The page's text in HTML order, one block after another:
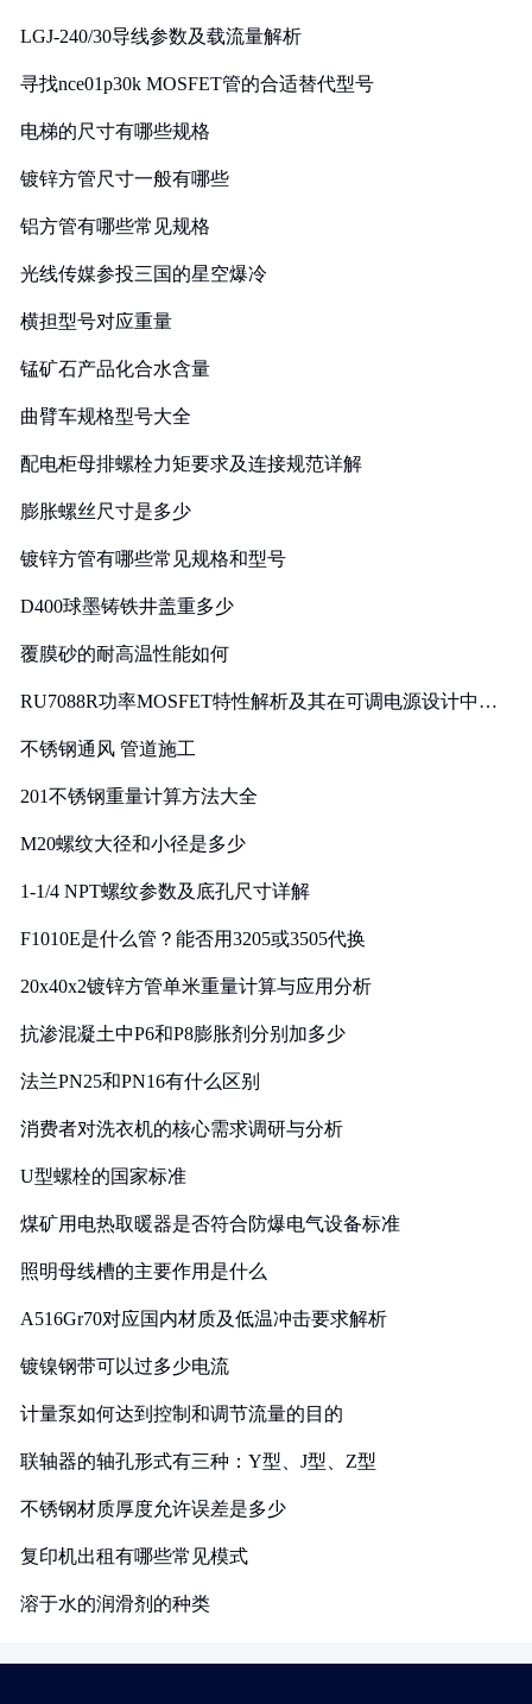
LGJ-240/30导线参数及载流量解析
寻找nce01p30k MOSFET管的合适替代型号
电梯的尺寸有哪些规格
镀锌方管尺寸一般有哪些
铝方管有哪些常见规格
光线传媒参投三国的星空爆冷
横担型号对应重量
锰矿石产品化合水含量
曲臂车规格型号大全
配电柜母排螺栓力矩要求及连接规范详解
膨胀螺丝尺寸是多少
镀锌方管有哪些常见规格和型号
D400球墨铸铁井盖重多少
覆膜砂的耐高温性能如何
RU7088R功率MOSFET特性解析及其在可调电源设计中的
不锈钢通风 管道施工
201不锈钢重量计算方法大全
M20螺纹大径和小径是多少
1-1/4 NPT螺纹参数及底孔尺寸详解
F1010E是什么管？能否用3205或3505代换
20x40x2镀锌方管单米重量计算与应用分析
抗渗混凝土中P6和P8膨胀剂分别加多少
法兰PN25和PN16有什么区别
消费者对洗衣机的核心需求调研与分析
U型螺栓的国家标准
煤矿用电热取暖器是否符合防爆电气设备标准
照明母线槽的主要作用是什么
A516Gr70对应国内材质及低温冲击要求解析
镀镍钢带可以过多少电流
计量泵如何达到控制和调节流量的目的
联轴器的轴孔形式有三种：Y型、J型、Z型
不锈钢材质厚度允许误差是多少
复印机出租有哪些常见模式
溶于水的润滑剂的种类